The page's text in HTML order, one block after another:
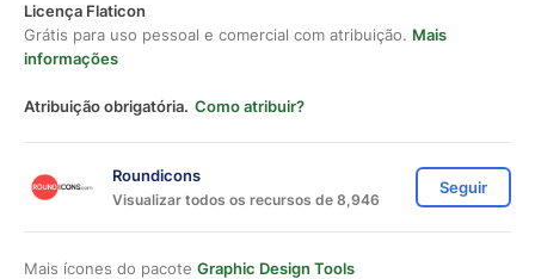
Licença Flaticon
Grátis para uso pessoal e comercial com atribuição. Mais
informações
Atribuição obrigatória. Como atribuir?
Roundicons
Visualizar todos os recursos de 8,946
Seguir
Mais ícones do pacote Graphic Design Tools